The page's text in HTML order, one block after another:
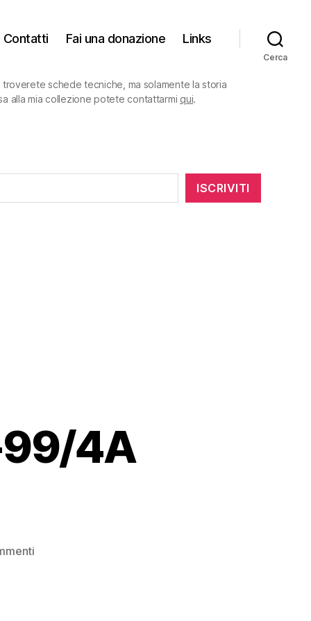
Contatti Fai una donazione Links
Cerca
schede tecniche, ma solamente la storia
alla mia collezione potete contattarmi qui.
ISCRIVITI
4A
su